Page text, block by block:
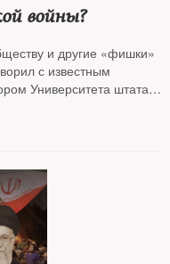
войны?
и другие «фишки»
с известным
Университета штата